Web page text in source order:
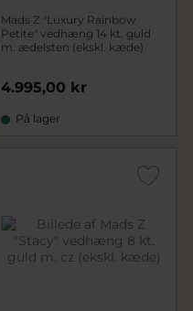
Mads Z "Luxury Rainbow
Petite" vedhæng 14 kt. guld
m. ædelsten (ekskl. kæde)
4.995,00 kr
På lager